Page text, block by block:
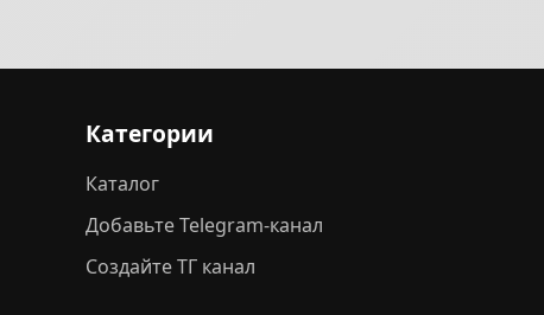
Категории
Каталог
Добавьте Telegram-канал
Создайте ТГ канал